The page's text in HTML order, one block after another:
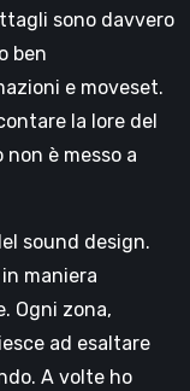
sono davvero
ben
e moveset.
la lore del
è messo a
sound design.
maniera
Ogni zona,
ad esaltare
A volte ho